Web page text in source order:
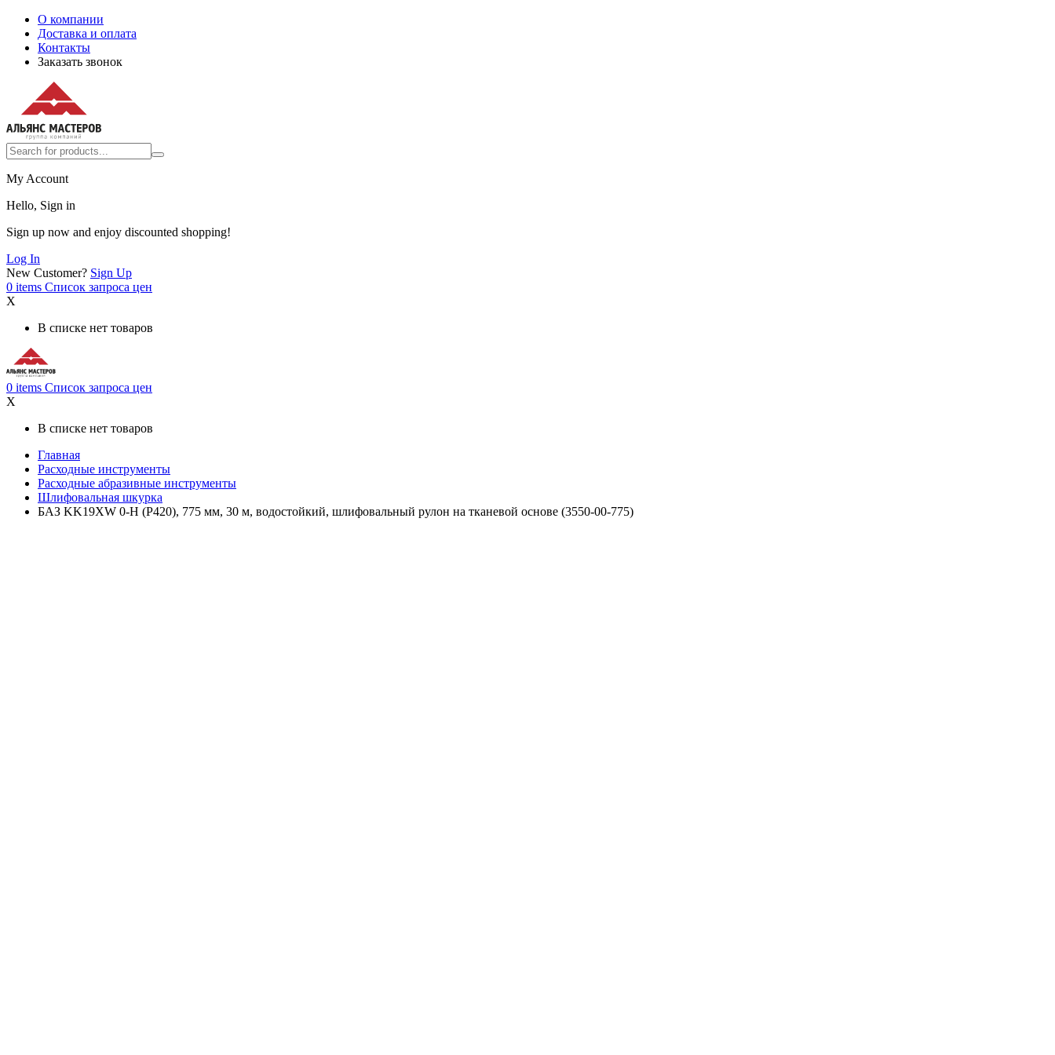
О компании
Доставка и оплата
Контакты
Заказать звонок
My Account
Hello, Sign in
Sign up now and enjoy discounted shopping!
Log In
New Customer? Sign Up
0 items Список запроса цен
X
В списке нет товаров
0 items Список запроса цен
X
В списке нет товаров
Главная
Расходные инструменты
Расходные абразивные инструменты
Шлифовальная шкурка
БАЗ KK19XW 0-H (Р420), 775 мм, 30 м, водостойкий, шлифовальный рулон на тканевой основе (3550-00-775)